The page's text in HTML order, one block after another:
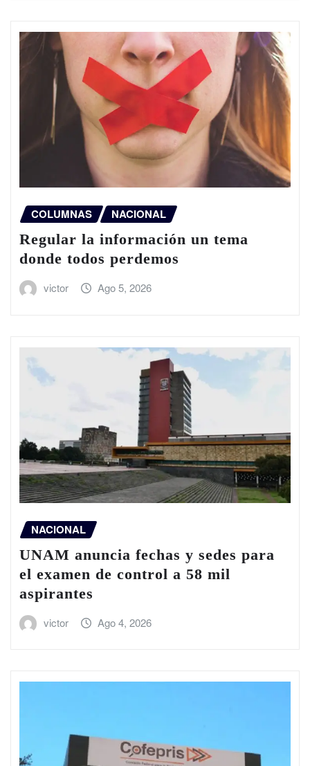
COLUMNAS NACIONAL
Regular la información un tema
donde todos perdemos
victor Ago 5, 2026
NACIONAL
UNAM anuncia fechas y sedes para
el examen de control a 58 mil
aspirantes
victor Ago 4, 2026